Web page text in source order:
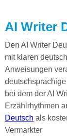
AI Writer
Den AI Writer
mit klaren
Anweisungen
bei dem der AI
Erzählrhythmen
Deutsch als
Vermarkter